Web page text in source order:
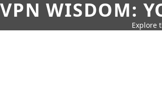
VPN WISDOM:
Explore